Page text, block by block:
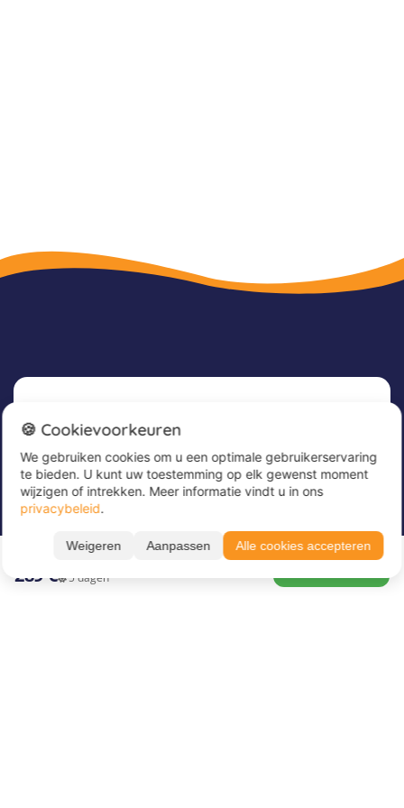
10.08. – 14.08.26
289 € 5 dagen
BOEK NU
Nieuwsbrief
Meld u nu aan voor onze nieuwsbrief om
geweldige aanbiedingen te ontvangen en op de
hoogte te blijven!
Voer hier uw e-mailadres in*
🍪 Cookievoorkeuren
We gebruiken cookies om u een optimale gebruikerservaring
te bieden. U kunt uw toestemming op elk gewenst moment
wijzigen of intrekken. Meer informatie vindt u in ons
privacybeleid.
Weigeren Aanpassen Alle cookies accepteren